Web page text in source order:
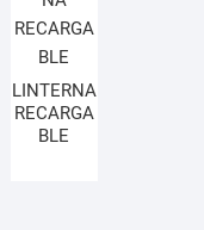
LINTERNA
RECARGA
BLE